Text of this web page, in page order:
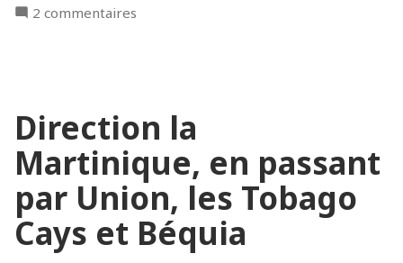
2 commentaires
Statia,
Saba
en
passant
par
Saint
Barthélémy
Direction la
Martinique, en passant
par Union, les Tobago
Cays et Béquia